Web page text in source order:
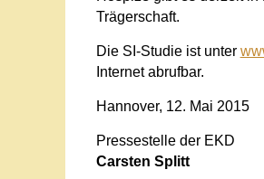
Trägerschaft.
Die SI-Studie ist unter
Internet abrufbar.
Hannover, 12. Mai 2015
Pressestelle der EKD
Carsten Splitt